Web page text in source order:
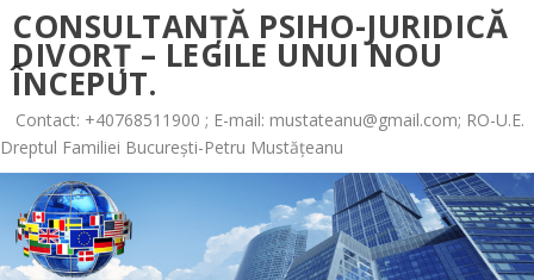
CONSULTANȚĂ PSIHO-JURIDICĂ
DIVORȚ – LEGILE UNUI NOU
ÎNCEPUT.
Contact: +40768511900 ; E-mail: mustateanu@gmail.com; RO-U.E.
Dreptul Familiei București-Petru Mustățeanu